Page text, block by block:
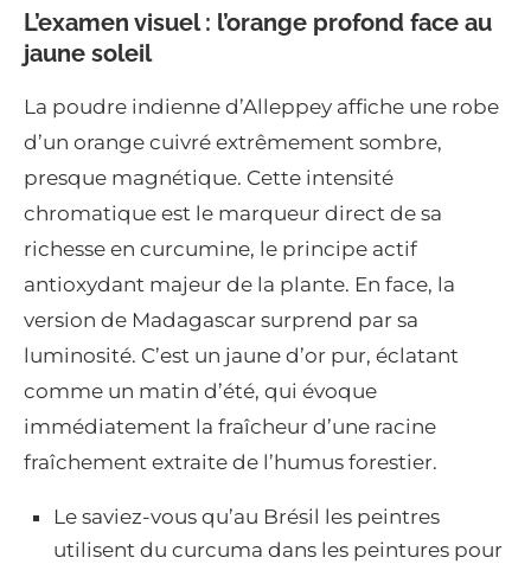
L’examen visuel : l’orange profond face au
jaune soleil
La poudre indienne d’Alleppey affiche une robe
d’un orange cuivré extrêmement sombre,
presque magnétique. Cette intensité
chromatique est le marqueur direct de sa
richesse en curcumine, le principe actif
antioxydant majeur de la plante. En face, la
version de Madagascar surprend par sa
luminosité. C’est un jaune d’or pur, éclatant
comme un matin d’été, qui évoque
immédiatement la fraîcheur d’une racine
fraîchement extraite de l’humus forestier.
Le saviez-vous qu’au Brésil les peintres
utilisent du curcuma dans les peintures pour